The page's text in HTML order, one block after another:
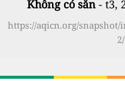
Không có sẵn- t3,
https://aqicn.org/snapshot/